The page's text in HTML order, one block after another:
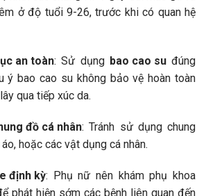
ở độ tuổi 9-26, trước khi có quan hệ
an toàn: Sử dụng bao cao suđúng
ý bao cao su không bảo vệ hoàn toàn
qua tiếp xúc da.
đồ cá nhân: Tránh sử dụng chung
hoặc các vật dụng cá nhân.
định kỳ: Phụ nữ nên khám phụ khoa
phát hiện sớm các bệnh liên quan đến